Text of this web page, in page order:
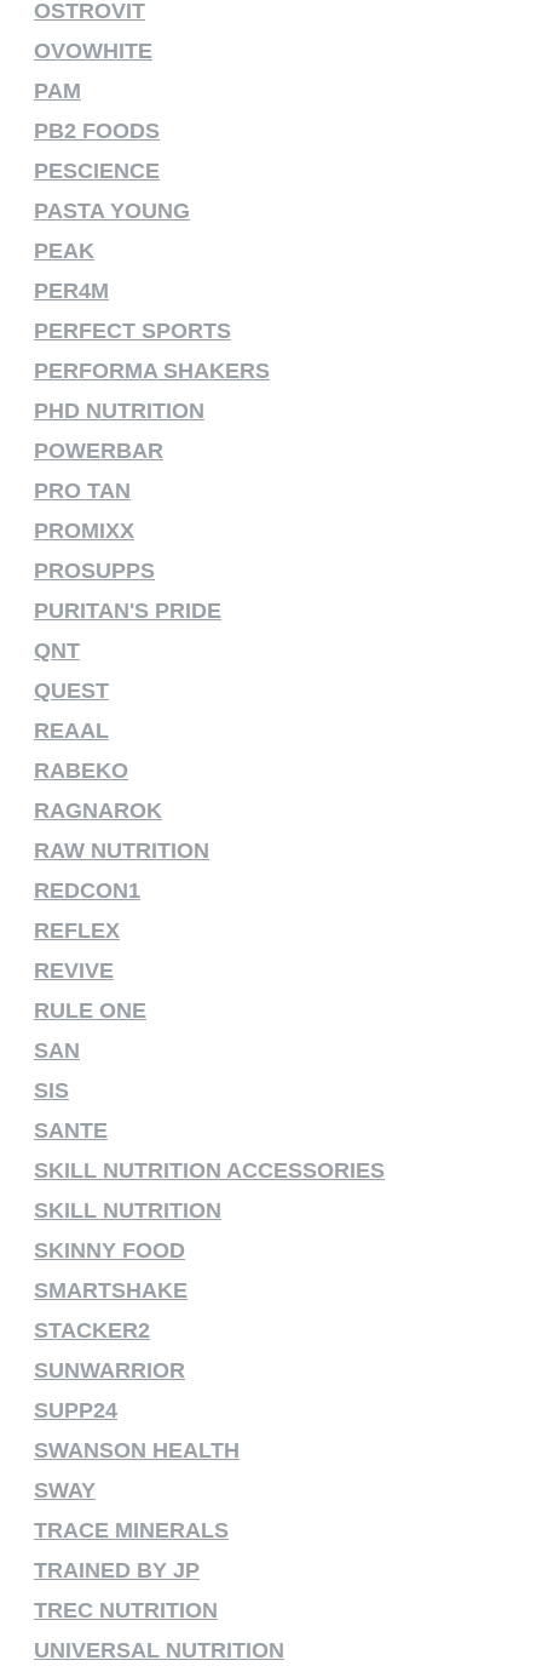
OSTROVIT
OVOWHITE
PAM
PB2 FOODS
PESCIENCE
PASTA YOUNG
PEAK
PER4M
PERFECT SPORTS
PERFORMA SHAKERS
PHD NUTRITION
POWERBAR
PRO TAN
PROMIXX
PROSUPPS
PURITAN'S PRIDE
QNT
QUEST
REAAL
RABEKO
RAGNAROK
RAW NUTRITION
REDCON1
REFLEX
REVIVE
RULE ONE
SAN
SIS
SANTE
SKILL NUTRITION ACCESSORIES
SKILL NUTRITION
SKINNY FOOD
SMARTSHAKE
STACKER2
SUNWARRIOR
SUPP24
SWANSON HEALTH
SWAY
TRACE MINERALS
TRAINED BY JP
TREC NUTRITION
UNIVERSAL NUTRITION